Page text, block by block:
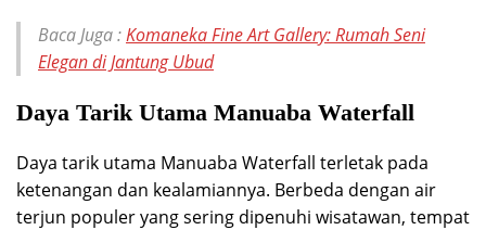
Baca Juga :Komaneka Fine Art Gallery: Rumah Seni
Elegan di Jantung Ubud
Daya Tarik Utama Manuaba Waterfall
Daya tarik utama Manuaba Waterfall terletak pada
ketenangan dan kealamiannya. Berbeda dengan air
terjun populer yang sering dipenuhi wisatawan, tempat